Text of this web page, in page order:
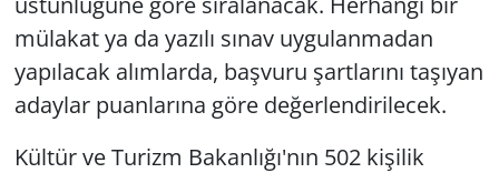
mülakat ya da yazılı sınav uygulanmadan
yapılacak alımlarda, başvuru şartlarını taşıyan
adaylar puanlarına göre değerlendirilecek.
Kültür ve Turizm Bakanlığı'nın 502 kişilik